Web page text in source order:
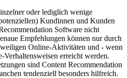
oder lediglich wenige
Kundinnen und Kunden
Software nicht
Empfehlungen können nur durch
Online-Aktivitäten und - wenn
erreicht werden.
sind Content Recommendation
tendenziell besonders hilfreich.